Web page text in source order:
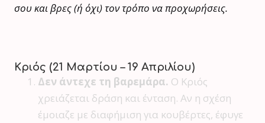
σου και βρες (ή όχι) τον τρόπο να προχωρήσεις.
Κριός (21 Μαρτίου – 19 Απριλίου)
Δεν άντεχε τη βαρεμάρα. Ο Κριός
χρειάζεται δράση και ένταση. Αν η σχέση
έμοιαζε με διαφήμιση για κουβέρτες, έφυγε